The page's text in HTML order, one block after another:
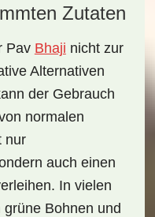
Zutaten
Pav Bhaji nicht zur
Alternativen
der Gebrauch
normalen
nur
auch einen
In vielen
Bohnen und